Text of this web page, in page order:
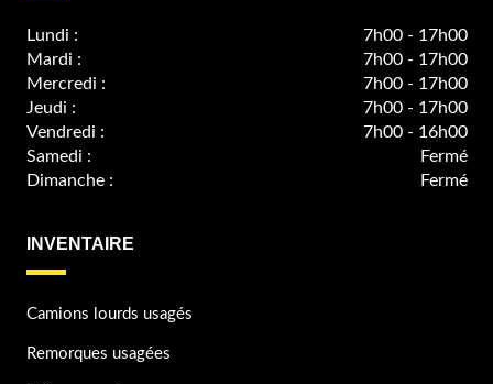
Lundi :
7h00 - 17h00
Mardi :
7h00 - 17h00
Mercredi :
7h00 - 17h00
Jeudi :
7h00 - 17h00
Vendredi :
7h00 - 16h00
Samedi :
Fermé
Dimanche :
Fermé
INVENTAIRE
Camions lourds usagés
Remorques usagées